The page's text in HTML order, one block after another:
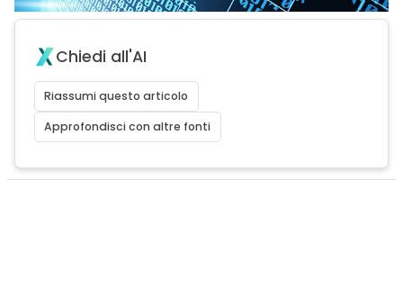
Chiedi all'AI
Riassumi questo articolo
Approfondisci con altre fonti